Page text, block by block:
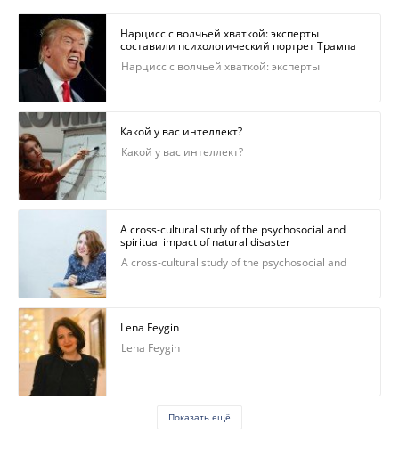
Нарцисс с волчьей хваткой: эксперты
составили психологический портрет Трампа
Нарцисс с волчьей хваткой: эксперты
Какой у вас интеллект?
Какой у вас интеллект?
А cross-cultural study of the psychosocial and
spiritual impact of natural disaster
А cross-cultural study of the psychosocial and
Lena Feygin
Lena Feygin
Показать ещё